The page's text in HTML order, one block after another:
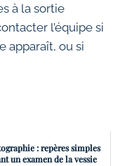
à la sortie
l’équipe si
apparaît, ou si
: repères simples
un examen de la vessie